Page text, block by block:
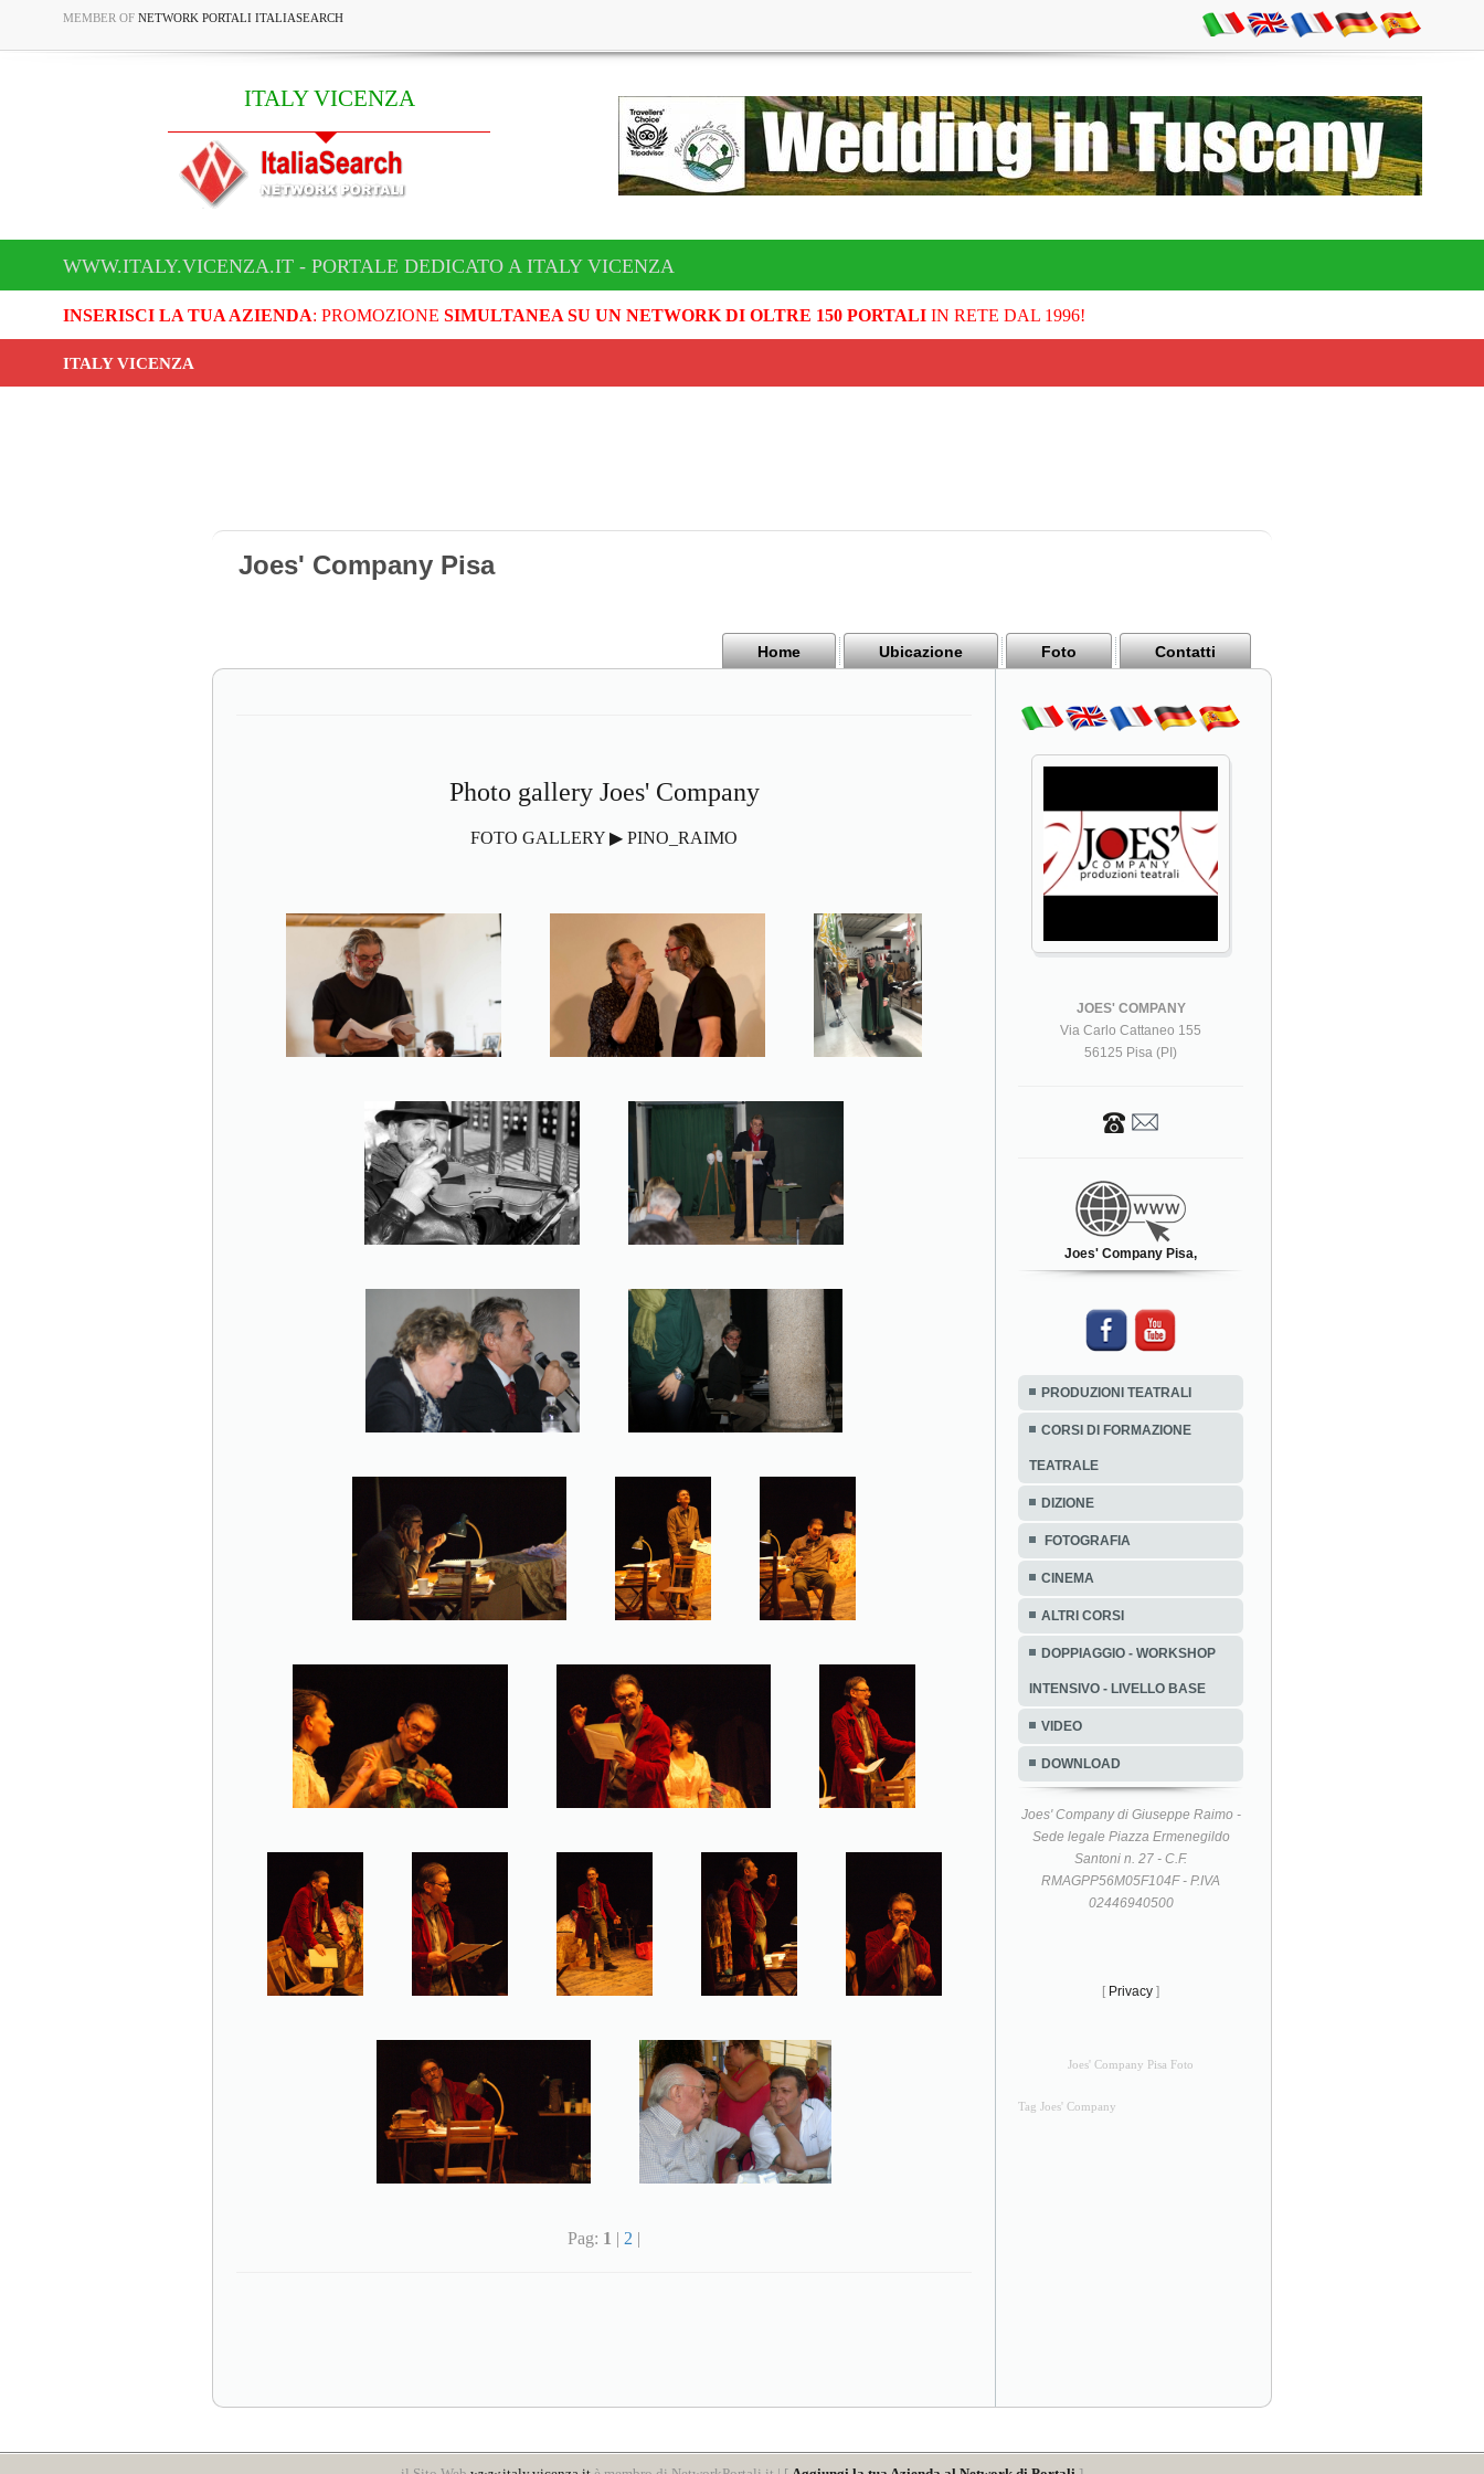
MEMBER OF NETWORK PORTALI ITALIASEARCH
ITALY VICENZA
WWW.ITALY.VICENZA.IT - PORTALE DEDICATO A ITALY VICENZA
INSERISCI LA TUA AZIENDA: PROMOZIONE SIMULTANEA SU UN NETWORK DI OLTRE 150 PORTALIIN RETE DAL 1996!
ITALY VICENZA
Joes' Company Pisa
Home Ubicazione Foto Contatti
Photo gallery Joes' Company
FOTO GALLERY ▶ PINO_RAIMO
Pag: 1 | 2 |
JOES' COMPANY
Via Carlo Cattaneo 155
56125 Pisa (PI)
Joes' Company Pisa,
PRODUZIONI TEATRALI
CORSI DI FORMAZIONE
TEATRALE
DIZIONE
FOTOGRAFIA
CINEMA
ALTRI CORSI
DOPPIAGGIO - WORKSHOP
INTENSIVO - LIVELLO BASE
VIDEO
DOWNLOAD
Joes' Company di Giuseppe Raimo -
Sede legale Piazza Ermenegildo
Santoni n. 27 - C.F.
RMAGPP56M05F104F - P.IVA
02446940500
[ Privacy ]
Joes' Company Pisa Foto
Tag Joes' Company